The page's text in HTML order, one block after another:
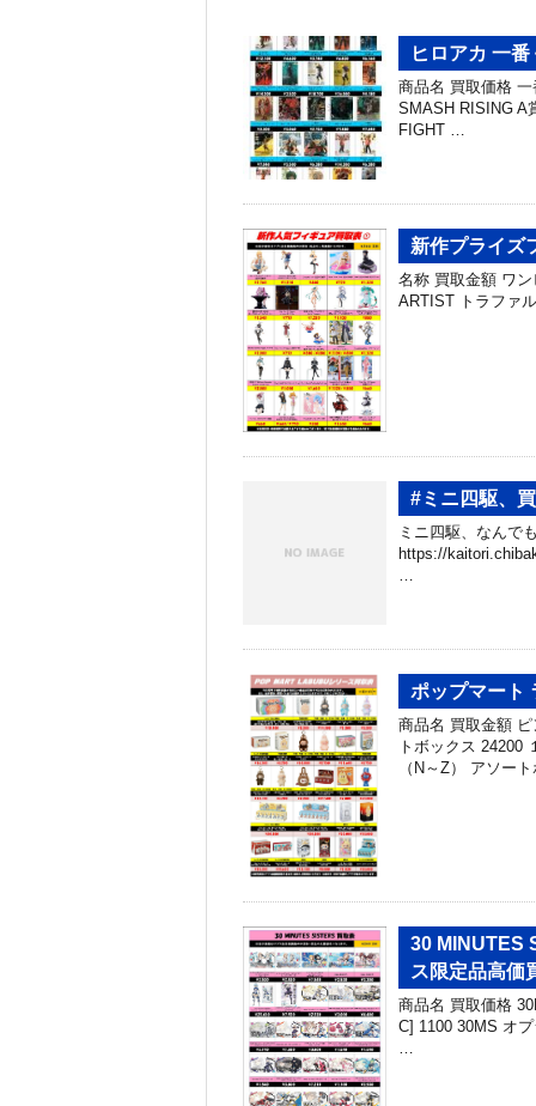
ヒロアカ 一
商品名 買取価格
SMASH RISING A
FIGHT …
新作プライズ
名称 買取金額 ワ
ARTIST トラファ
#ミニ四駆、
ミニ四駆、なんで
https://
ポップマート
商品名 買取金額
トボックス 24200
（N～Z） アソー
30 MINUTES
ス限定品高価
商品名 買取価格
C] 1100 30MS オ